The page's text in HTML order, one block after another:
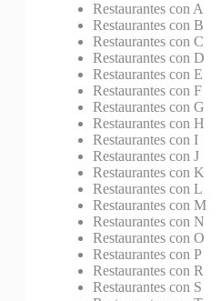
Restaurantes con A
Restaurantes con B
Restaurantes con C
Restaurantes con D
Restaurantes con E
Restaurantes con F
Restaurantes con G
Restaurantes con H
Restaurantes con I
Restaurantes con J
Restaurantes con K
Restaurantes con L
Restaurantes con M
Restaurantes con N
Restaurantes con O
Restaurantes con P
Restaurantes con R
Restaurantes con S